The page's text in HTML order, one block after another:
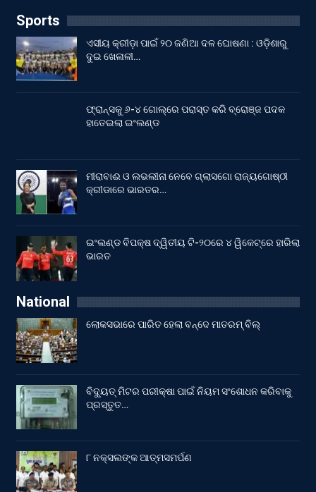
Sports
ଏସୀୟ କ୍ରୀଡ଼ା ପାଇଁ ୨୦ ଜଣିଆ ଦଳ ଘୋଷଣା : ଓଡ଼ିଶାରୁ
ଦୁଇ ଖେଳାଳୀ…
ଫ୍ରାନ୍ସକୁ ୬-୪ ଗୋଲ୍‌ରେ ପରାସ୍ତ କରି ବ୍ରୋଞ୍ଜ ପଦକ
ହାତେଇଲା ଇଂଲଣ୍ଡ
ମୀରାବାଈ ଓ ଲଭଲୀନା ନେବେ ଗ୍ଲାସଗୋ ରାଜ୍ୟଗୋଷ୍ଠୀ
କ୍ରୀଡାରେ ଭାରତର…
ଇଂଲଣ୍ଡ ବିପକ୍ଷ ଦ୍ୱିତୀୟ ଟି-୨୦ରେ ୪ ୱିକେଟ୍‌ରେ ହାରିଲା
ଭାରତ
National
ଲୋକସଭାରେ ପାରିତ ହେଲା ବନ୍ଦେ ମାତରମ୍‌ ବିଲ୍‌
ବିଦ୍ୟୁତ୍ ମିଟର ପରୀକ୍ଷା ପାଇଁ ନିୟମ ସଂଶୋଧନ କରିବାକୁ
ପ୍ରସ୍ତୁତ…
୮ ନକ୍ସଲଙ୍କ ଆତ୍ମସମର୍ପଣ